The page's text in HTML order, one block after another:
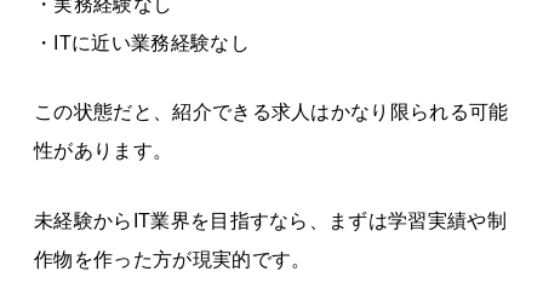
・ITに近い業務経験なし
この状態だと、紹介できる求人はかなり限られる可能
性があります。
未経験からIT業界を目指すなら、まずは学習実績や制
作物を作った方が現実的です。